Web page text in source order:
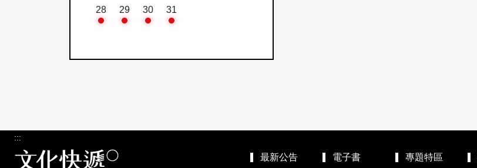
28 29 30 31
:::
最新公告 電子書 專題特區